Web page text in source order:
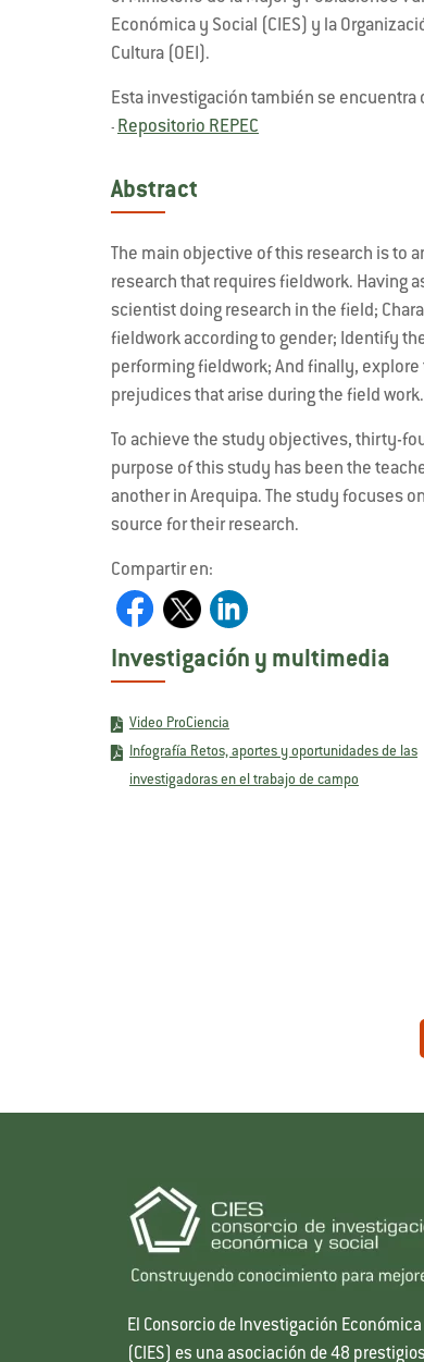
Económica y Social (CIES) y la
Cultura (OEI).
Esta investigación también se encuentra
- Repositorio REPEC
Abstract
The main objective of this research is
research that requires fieldwork. Having
scientist doing research in the field;
fieldwork according to gender; Identify
performing fieldwork; And finally,
prejudices that arise during the field work.
To achieve the study objectives, thirty-
purpose of this study has been the
another in Arequipa. The study focuses
source for their research.
Compartir en:
Investigación y multimedia
Video ProCiencia
Infografía Retos, aportes y oportunidades de las
investigadoras en el trabajo de campo
El Consorcio de Investigación
(CIES) es una asociación de 48